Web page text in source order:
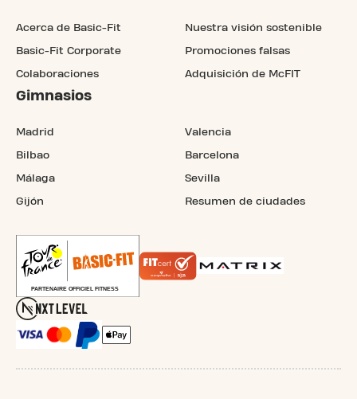
Acerca de Basic-Fit
Basic-Fit Corporate
Colaboraciones
Nuestra visión sostenible
Promociones falsas
Adquisición de McFIT
Gimnasios
Madrid
Bilbao
Málaga
Gijón
Valencia
Barcelona
Sevilla
Resumen de ciudades